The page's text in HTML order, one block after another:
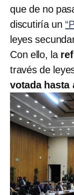
que de no
discutiría un
leyes
Con ello, la
través de
votada hasta